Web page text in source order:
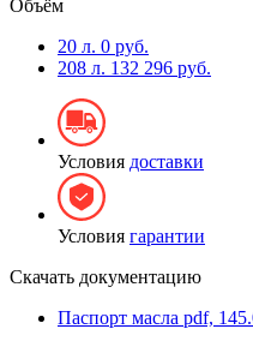
Объём
20 л. 0 руб.
208 л. 132 296 руб.
Условия доставки
Условия гарантии
Скачать документацию
Паспорт масла pdf,